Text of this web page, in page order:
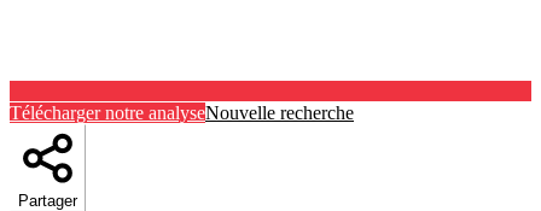
Télécharger notre analyseNouvelle recherche
Partager